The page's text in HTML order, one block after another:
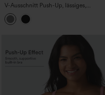
V-Ausschnitt Push-Up, lässiges,
wärmendes Tanktop — D/DD/DDD/F-
Cups